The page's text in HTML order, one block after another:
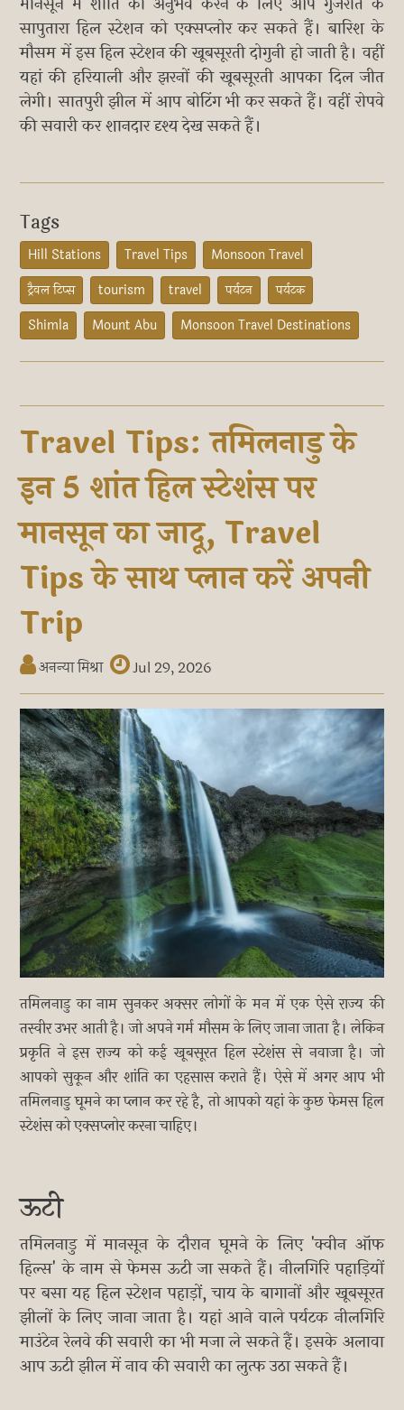
सापुतारा हिल स्टेशन को एक्सप्लोर कर सकते हैं। बारिश के
मौसम में इस हिल स्टेशन की खूबसूरती दोगुनी हो जाती है। वहीं
यहां की हरियाली और झरनों की खूबसूरती आपका दिल जीत
लेगी। सातपुरी झील में आप बोटिंग भी कर सकते हैं। वहीं रोपवे
की सवारी कर शानदार दृश्य देख सकते हैं।
Tags
Hill Stations Travel Tips
Monsoon Travel
ट्रैवल टिप्स
tourism travel पर्यटन
पर्यटक
Shimla
Mount Abu Monsoon Travel Destinations
Travel Tips: तमिलनाडु के
इन 5 शांत हिल स्टेशंस पर
मानसून का जादू, Travel
Tips के साथ प्लान करें अपनी
Trip
अनन्या मिश्रा Jul 29, 2026
तमिलनाडु का नाम सुनकर अक्सर लोगों के मन में एक ऐसे राज्य की
तस्वीर उभर आती है। जो अपने गर्म मौसम के लिए जाना जाता है। लेकिन
प्रकृति ने इस राज्य को कई खूबसूरत हिल स्टेशंस से नवाजा है। जो
आपको सुकून और शांति का एहसास कराते हैं। ऐसे में अगर आप भी
तमिलनाडु घूमने का प्लान कर रहे है, तो आपको यहां के कुछ फेमस हिल
स्टेशंस को एक्सप्लोर करना चाहिए।
ऊटी
तमिलनाडु में मानसून के दौरान घूमने के लिए 'क्वीन ऑफ
हिल्स' के नाम से फेमस ऊटी जा सकते हैं। नीलगिरि पहाड़ियों
पर बसा यह हिल स्टेशन पहाड़ों, चाय के बागानों और खूबसूरत
झीलों के लिए जाना जाता है। यहां आने वाले पर्यटक नीलगिरि
माउंटेन रेलवे की सवारी का भी मजा ले सकते हैं। इसके अलावा
आप ऊटी झील में नाव की सवारी का लुत्फ उठा सकते हैं।